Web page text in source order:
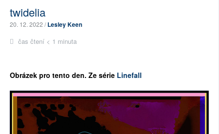
twidelia
20. 12. 2022 /Lesley Keen
čas čtení < 1 minuta
Obrázek pro tento den. Ze série Linefall